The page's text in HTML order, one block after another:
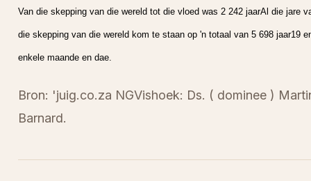
Van die skepping van die wereld tot die vloed was 2 242 jaarAl die jare
die skepping van die wereld kom te staan op 'n totaal van 5 698 jaar19
enkele maande en dae.
Bron: 'juig.co.za NGVishoek: Ds. ( dominee )
Barnard.